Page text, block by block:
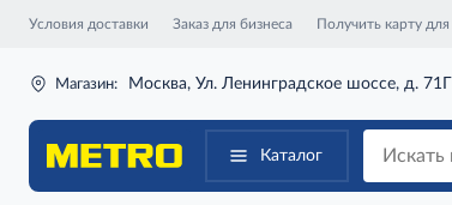
Условия доставки Заказ для бизнеса Получить карту для
Магазин: Москва, Ул. Ленинградское шоссе, д. 71Г
Каталог